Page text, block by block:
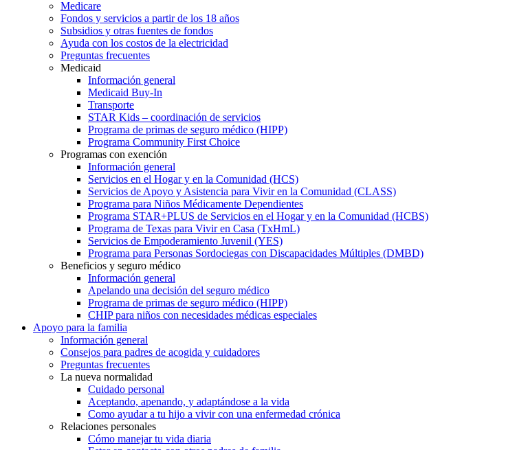
Medicare
Fondos y servicios a partir de los 18 años
Subsidios y otras fuentes de fondos
Ayuda con los costos de la electricidad
Preguntas frecuentes
Medicaid
Información general
Medicaid Buy-In
Transporte
STAR Kids – coordinación de servicios
Programa de primas de seguro médico (HIPP)
Programa Community First Choice
Programas con exención
Información general
Servicios en el Hogar y en la Comunidad (HCS)
Servicios de Apoyo y Asistencia para Vivir en la Comunidad (CLASS)
Programa para Niños Médicamente Dependientes
Programa STAR+PLUS de Servicios en el Hogar y en la Comunidad (HCBS)
Programa de Texas para Vivir en Casa (TxHmL)
Servicios de Empoderamiento Juvenil (YES)
Programa para Personas Sordociegas con Discapacidades Múltiples (DMBD)
Beneficios y seguro médico
Información general
Apelando una decisión del seguro médico
Programa de primas de seguro médico (HIPP)
CHIP para niños con necesidades médicas especiales
Apoyo para la familia
Información general
Consejos para padres de acogida y cuidadores
Preguntas frecuentes
La nueva normalidad
Cuidado personal
Aceptando, apenando, y adaptándose a la vida
Como ayudar a tu hijo a vivir con una enfermedad crónica
Relaciones personales
Cómo manejar tu vida diaria